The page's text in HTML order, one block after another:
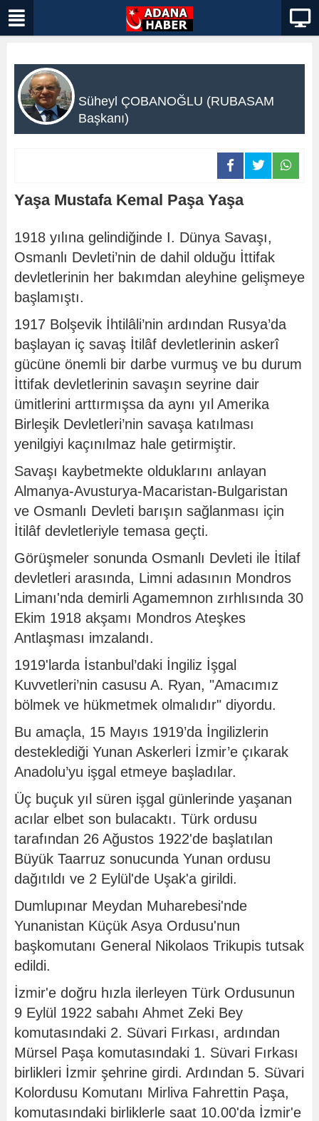
Süheyl ÇOBANOĞLU (RUBASAM
Başkanı)
Yaşa Mustafa Kemal Paşa Yaşa
1918 yılına gelindiğinde I. Dünya Savaşı,
Osmanlı Devleti’nin de dahil olduğu İttifak
devletlerinin her bakımdan aleyhine gelişmeye
başlamıştı.
1917 Bolşevik İhtilâli’nin ardından Rusya’da
başlayan iç savaş İtilâf devletlerinin askerî
gücüne önemli bir darbe vurmuş ve bu durum
İttifak devletlerinin savaşın seyrine dair
ümitlerini arttırmışsa da aynı yıl Amerika
Birleşik Devletleri’nin savaşa katılması
yenilgiyi kaçınılmaz hale getirmiştir.
Savaşı kaybetmekte olduklarını anlayan
Almanya-Avusturya-Macaristan-Bulgaristan
ve Osmanlı Devleti barışın sağlanması için
İtilâf devletleriyle temasa geçti.
Görüşmeler sonunda Osmanlı Devleti ile İtilaf
devletleri arasında, Limni adasının Mondros
Limanı'nda demirli Agamemnon zırhlısında 30
Ekim 1918 akşamı Mondros Ateşkes
Antlaşması imzalandı.
1919'larda İstanbul’daki İngiliz İşgal
Kuvvetleri’nin casusu A. Ryan, "Amacımız
bölmek ve hükmetmek olmalıdır" diyordu.
Bu amaçla, 15 Mayıs 1919’da İngilizlerin
desteklediği Yunan Askerleri İzmir’e çıkarak
Anadolu’yu işgal etmeye başladılar.
Üç buçuk yıl süren işgal günlerinde yaşanan
acılar elbet son bulacaktı. Türk ordusu
tarafından 26 Ağustos 1922'de başlatılan
Büyük Taarruz sonucunda Yunan ordusu
dağıtıldı ve 2 Eylül'de Uşak'a girildi.
Dumlupınar Meydan Muharebesi'nde
Yunanistan Küçük Asya Ordusu'nun
başkomutanı General Nikolaos Trikupis tutsak
edildi.
İzmir'e doğru hızla ilerleyen Türk Ordusunun
9 Eylül 1922 sabahı Ahmet Zeki Bey
komutasındaki 2. Süvari Fırkası, ardından
Mürsel Paşa komutasındaki 1. Süvari Fırkası
birlikleri İzmir şehrine girdi. Ardından 5. Süvari
Kolordusu Komutanı Mirliva Fahrettin Paşa,
komutasındaki birliklerle saat 10.00'da İzmir'e